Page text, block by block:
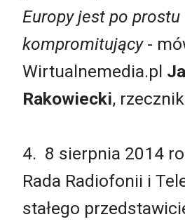
Europy jest po prostu
kompromitujący-
Wirtualnemedia.pl
Rakowiecki,
4. 8 sierpnia 2014
Rada Radiofonii i
stałego